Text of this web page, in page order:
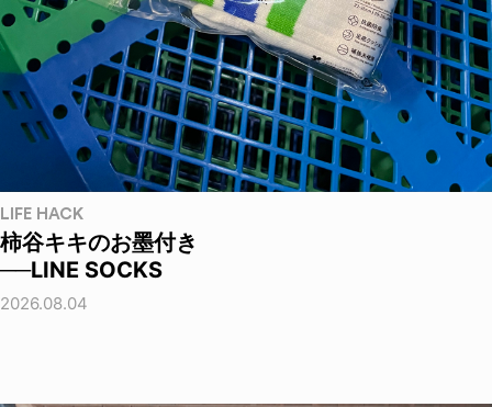
LIFE HACK
柿谷キキのお墨付き
──LINE SOCKS
2026.08.04